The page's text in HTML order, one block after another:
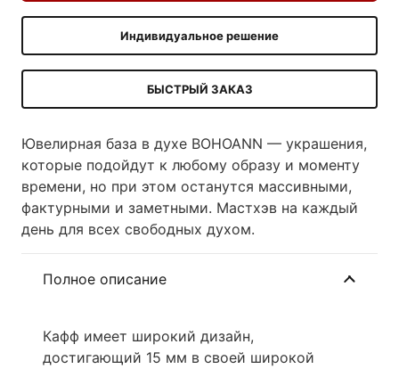
Индивидуальное решение
БЫСТРЫЙ ЗАКАЗ
Ювелирная база в духе BOHOANN — украшения,
которые подойдут к любому образу и моменту
времени, но при этом останутся массивными,
фактурными и заметными. Мастхэв на каждый
день для всех свободных духом.
Полное описание
Кафф имеет широкий дизайн,
достигающий 15 мм в своей широкой